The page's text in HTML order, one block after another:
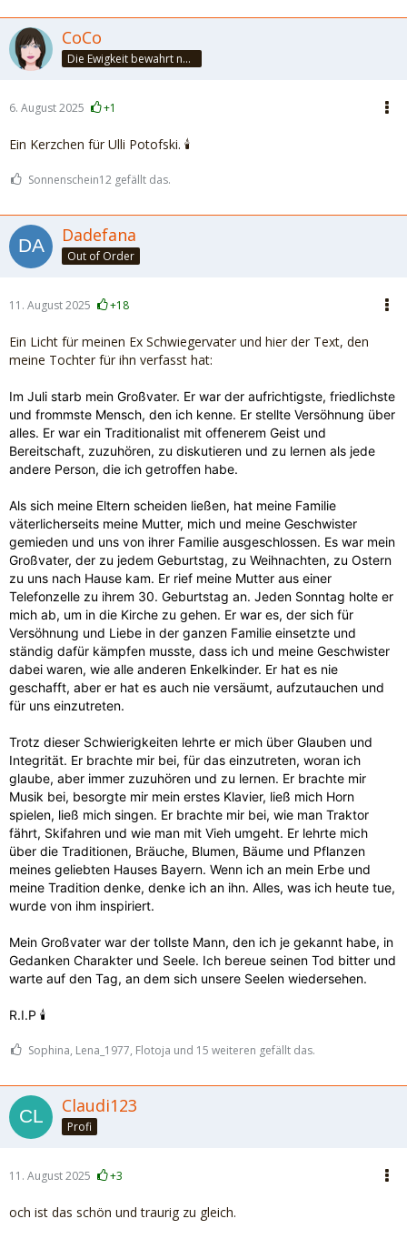
CoCo
Die Ewigkeit bewahrt nur die Liebe, weil sie von gleicher Natur ist. ~Khalil Gibran~
6. August 2025 +1
Ein Kerzchen für Ulli Potofski. 🕯️
Sonnenschein12 gefällt das.
Dadefana
Out of Order
11. August 2025 +18
Ein Licht für meinen Ex Schwiegervater und hier der Text, den
meine Tochter für ihn verfasst hat:
Im Juli starb mein Großvater. Er war der aufrichtigste, friedlichste
und frommste Mensch, den ich kenne. Er stellte Versöhnung über
alles. Er war ein Traditionalist mit offenerem Geist und
Bereitschaft, zuzuhören, zu diskutieren und zu lernen als jede
andere Person, die ich getroffen habe.
Als sich meine Eltern scheiden ließen, hat meine Familie
väterlicherseits meine Mutter, mich und meine Geschwister
gemieden und uns von ihrer Familie ausgeschlossen. Es war mein
Großvater, der zu jedem Geburtstag, zu Weihnachten, zu Ostern
zu uns nach Hause kam. Er rief meine Mutter aus einer
Telefonzelle zu ihrem 30. Geburtstag an. Jeden Sonntag holte er
mich ab, um in die Kirche zu gehen. Er war es, der sich für
Versöhnung und Liebe in der ganzen Familie einsetzte und
ständig dafür kämpfen musste, dass ich und meine Geschwister
dabei waren, wie alle anderen Enkelkinder. Er hat es nie
geschafft, aber er hat es auch nie versäumt, aufzutauchen und
für uns einzutreten.
Trotz dieser Schwierigkeiten lehrte er mich über Glauben und
Integrität. Er brachte mir bei, für das einzutreten, woran ich
glaube, aber immer zuzuhören und zu lernen. Er brachte mir
Musik bei, besorgte mir mein erstes Klavier, ließ mich Horn
spielen, ließ mich singen. Er brachte mir bei, wie man Traktor
fährt, Skifahren und wie man mit Vieh umgeht. Er lehrte mich
über die Traditionen, Bräuche, Blumen, Bäume und Pflanzen
meines geliebten Hauses Bayern. Wenn ich an mein Erbe und
meine Tradition denke, denke ich an ihn. Alles, was ich heute tue,
wurde von ihm inspiriert.
Mein Großvater war der tollste Mann, den ich je gekannt habe, in
Gedanken Charakter und Seele. Ich bereue seinen Tod bitter und
warte auf den Tag, an dem sich unsere Seelen wiedersehen.
R.I.P 🕯️
Sophina, Lena_1977, Flotoja und 15 weiteren gefällt das.
Claudi123
Profi
11. August 2025 +3
och ist das schön und traurig zu gleich.